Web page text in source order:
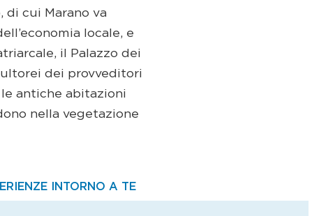
di cui Marano va
locale, e
il Palazzo dei
dei provveditori
antiche abitazioni
nella vegetazione